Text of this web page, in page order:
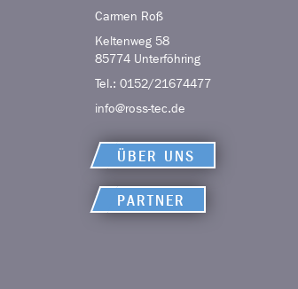
Carmen Roß
Keltenweg 58
85774 Unterföhring
Tel.: 0152/21674477
info@ross-tec.de
ÜBER UNS
PARTNER